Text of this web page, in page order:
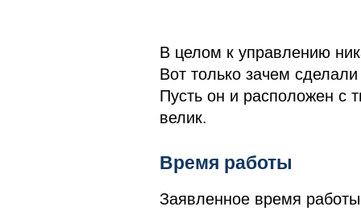
В целом к управлению
Вот только зачем
Пусть он и расположен с
велик.
Время работы
Заявленное время